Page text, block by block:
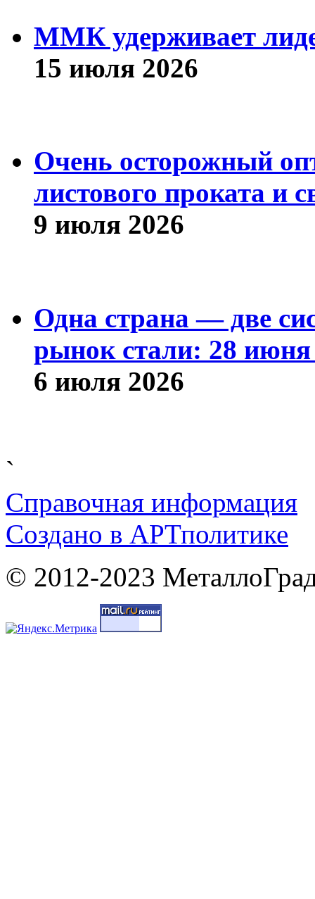
ММК удерживает
15 июля 2026
Очень осторожный
листового проката и
9 июля 2026
Одна страна — две
рынок стали: 28
6 июля 2026
`
Справочная информация
Cоздано в АРТполитике
© 2012-2023